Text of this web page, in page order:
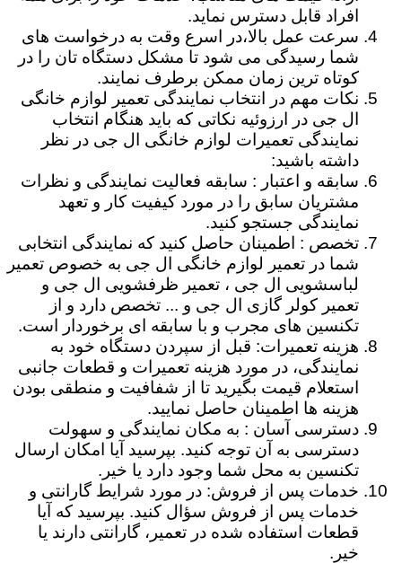
افراد قابل دسترس نماید.
سرعت عمل بالا،در اسرع وقت به درخواست های
شما رسیدگی می شود تا مشکل دستگاه تان را در
کوتاه ترین زمان ممکن برطرف نمایند.
نکات مهم در انتخاب نمایندگی تعمیر لوازم خانگی
ال جی در ارزوئیه نکاتی که باید هنگام انتخاب
نمایندگی تعمیرات لوازم خانگی ال جی در نظر
داشته باشید:
سابقه و اعتبار : سابقه فعالیت نمایندگی و نظرات
مشتریان سابق را در مورد کیفیت کار و تعهد
نمایندگی جستجو کنید.
تخصص : اطمینان حاصل کنید که نمایندگی انتخابی
شما در تعمیر لوازم خانگی ال جی به خصوص تعمیر
لباسشویی ال جی ، تعمیر ظرفشویی ال جی و
تعمیر کولر گازی ال جی و ... تخصص دارد و از
تکنسین های مجرب و با سابقه ای برخوردار است.
هزینه تعمیرات: قبل از سپردن دستگاه خود به
نمایندگی، در مورد هزینه تعمیرات و قطعات جانبی
استعلام قیمت بگیرید تا از شفافیت و منطقی بودن
هزینه ها اطمینان حاصل نمایید.
دسترسی آسان : به مکان نمایندگی و سهولت
دسترسی به آن توجه کنید. بپرسید آیا امکان ارسال
تکنسین به محل شما وجود دارد یا خیر.
خدمات پس از فروش: در مورد شرایط گارانتی و
خدمات پس از فروش سؤال کنید. بپرسید که آیا
قطعات استفاده شده در تعمیر، گارانتی دارند یا
خیر.